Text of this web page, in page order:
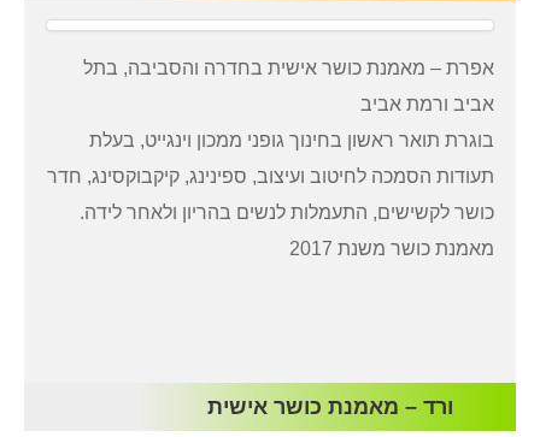
אפרת – מאמנת כושר אישית בחדרה והסביבה, בתל
אביב ורמת אביב
בוגרת תואר ראשון בחינוך גופני ממכון וינגייט, בעלת
תעודות הסמכה לחיטוב ועיצוב, ספינינג, קיקבוקסינג, חדר
כושר לקשישים, התעמלות לנשים בהריון ולאחר לידה.
מאמנת כושר משנת 2017
ורד – מאמנת כושר אישית